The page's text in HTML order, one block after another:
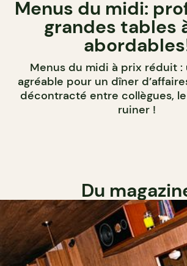
Menus du midi:
grandes tables
Menus du midi à prix réduit :
agréable pour un dîner
décontracté entre collègues,
ruiner !
Du